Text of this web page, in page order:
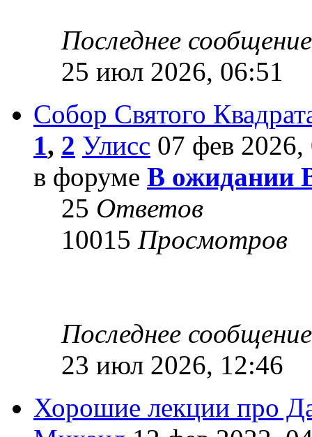
Последнее
25 июл 2026, 06:51
Собор Святого
1, 2 Улисс 07 фев 2026,
в форуме В ожидании
25 Ответов
10015 Просмотров
Последнее
23 июл 2026, 12:46
Хорошие лекции про